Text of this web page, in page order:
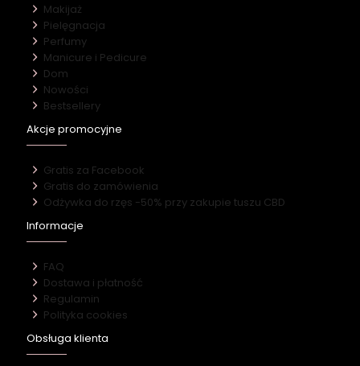
Makijaż
Pielęgnacja
Perfumy
Manicure i Pedicure
Dom
Nowości
Bestsellery
Akcje promocyjne
Gratis za Facebook
Gratis do zamówienia
Odżywka do rzęs -50% przy zakupie tuszu CBD
Informacje
FAQ
Dostawa i płatność
Regulamin
Polityka cookies
Obsługa klienta